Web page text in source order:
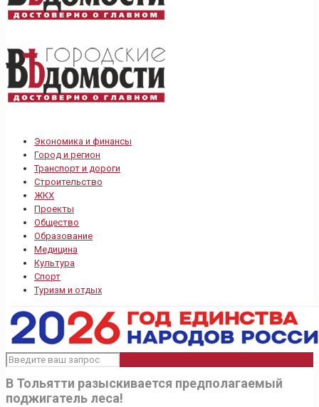
Экономика и финансы
Город и регион
Транспорт и дороги
Строительство
ЖКХ
Проекты
Общество
Образование
Медицина
Культура
Спорт
Туризм и отдых
В Тольятти разыскивается предполагаемый
поджигатель леса!